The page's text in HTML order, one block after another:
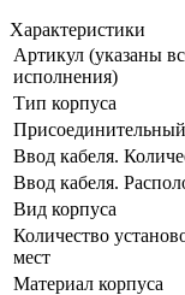
Характеристики
Артикул (указаны
исполнения)
Тип корпуса
Ввод кабеля.
Ввод кабеля.
Вид корпуса
Количество
мест
Материал корпуса